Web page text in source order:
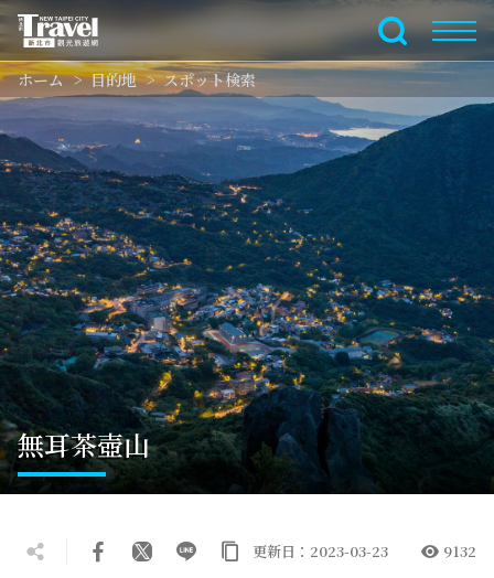
メ
イ
ン
コ
ン
テ
ン
ツ
セ
ク
シ
ョ
ン
に
く
全文検索
ホーム 目的地 スポット検索
無耳茶壺山
更新日：2023-03-23 9132